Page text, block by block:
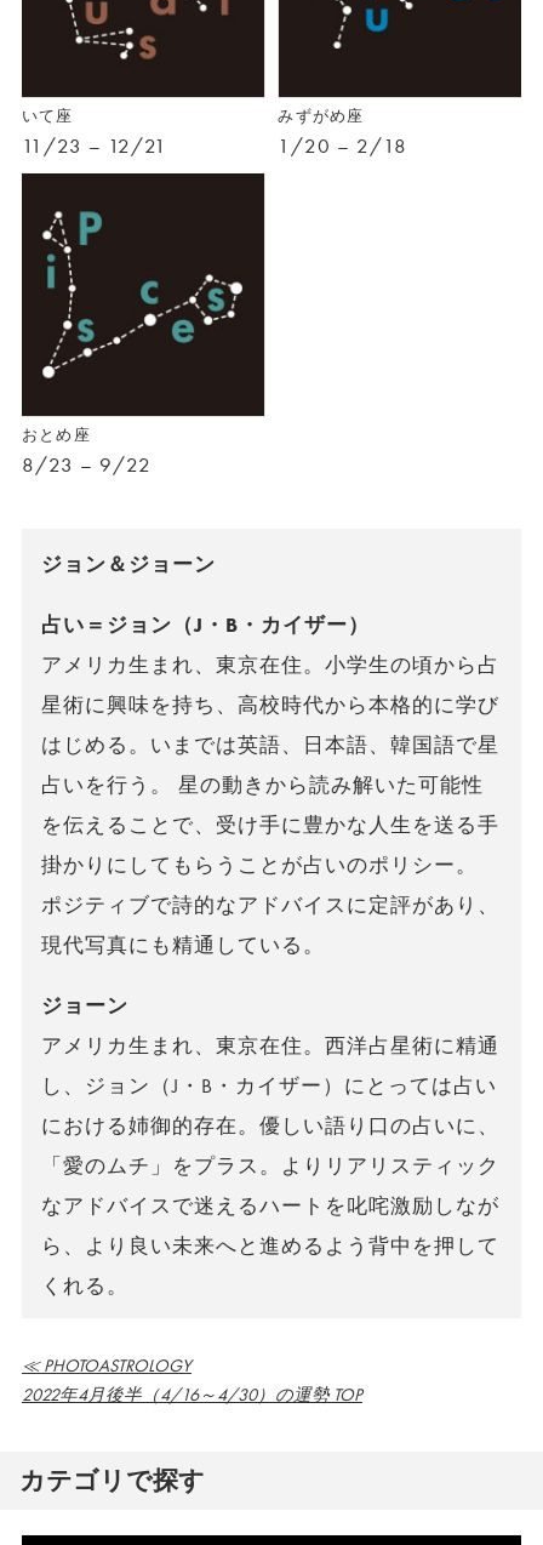
いて座
11/23 – 12/21
みずがめ座
1/20 – 2/18
おとめ座
8/23 – 9/22
ジョン＆ジョーン
占い＝ジョン（J・B・カイザー）
アメリカ生まれ、東京在住。小学生の頃から占
星術に興味を持ち、高校時代から本格的に学び
はじめる。いまでは英語、日本語、韓国語で星
占いを行う。 星の動きから読み解いた可能性
を伝えることで、受け手に豊かな人生を送る手
掛かりにしてもらうことが占いのポリシー。
ポジティブで詩的なアドバイスに定評があり、
現代写真にも精通している。
ジョーン
アメリカ生まれ、東京在住。西洋占星術に精通
し、ジョン（J・B・カイザー）にとっては占い
における姉御的存在。優しい語り口の占いに、
「愛のムチ」をプラス。よりリアリスティック
なアドバイスで迷えるハートを叱咤激励しなが
ら、より良い未来へと進めるよう背中を押して
くれる。
≪ PHOTOASTROLOGY
2022年4月後半（4/16～4/30）の運勢 TOP
カテゴリで探す